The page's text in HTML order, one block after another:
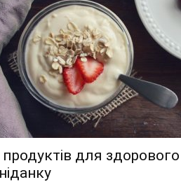
продуктів для здорового